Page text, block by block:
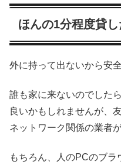
ほんの1分程度貸
外に持って出ないから安
誰も家に来ないのでした
良いかもしれませんが、
ネットワーク関係の業者
もちろん、人のPCのブラ